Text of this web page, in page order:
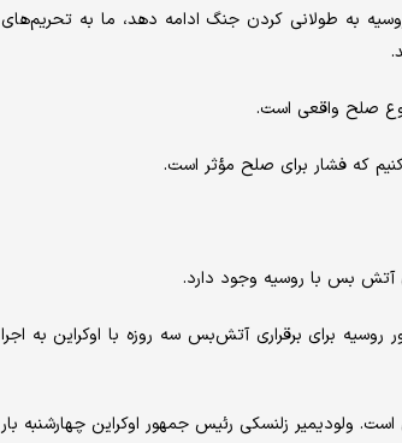
به طولانی کردن جنگ ادامه دهد، ما به تحریم‌های
صلح واقعی است.
که فشار برای صلح مؤثر است.
آتش بس با روسیه وجود دارد.
برای برقراری آتش‌بس سه روزه با اوکراین به اجرا
ولودیمیر زلنسکی رئیس جمهور اوکراین چهارشنبه بار